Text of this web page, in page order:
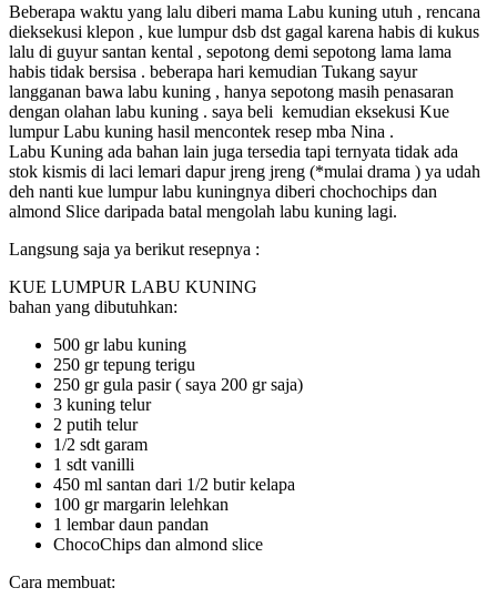
Beberapa waktu yang lalu diberi mama Labu kuning utuh , rencana
dieksekusi klepon , kue lumpur dsb dst gagal karena habis di kukus
lalu di guyur santan kental , sepotong demi sepotong lama lama
habis tidak bersisa . beberapa hari kemudian Tukang sayur
langganan bawa labu kuning , hanya sepotong masih penasaran
dengan olahan labu kuning . saya beli kemudian eksekusi Kue
lumpur Labu kuning hasil mencontek resep mba Nina .
Labu Kuning ada bahan lain juga tersedia tapi ternyata tidak ada
stok kismis di laci lemari dapur jreng jreng (*mulai drama ) ya udah
deh nanti kue lumpur labu kuningnya diberi chochochips dan
almond Slice daripada batal mengolah labu kuning lagi.
Langsung saja ya berikut resepnya :
KUE LUMPUR LABU KUNING
bahan yang dibutuhkan:
500 gr labu kuning
250 gr tepung terigu
250 gr gula pasir ( saya 200 gr saja)
3 kuning telur
2 putih telur
1/2 sdt garam
1 sdt vanilli
450 ml santan dari 1/2 butir kelapa
100 gr margarin lelehkan
1 lembar daun pandan
ChocoChips dan almond slice
Cara membuat: